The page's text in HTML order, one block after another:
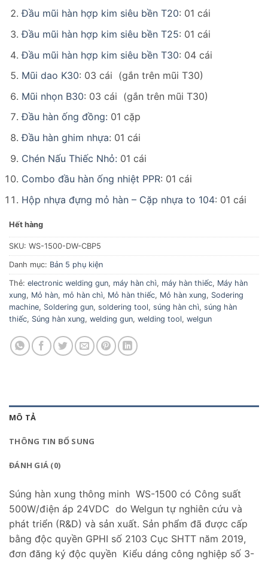
Đầu mũi hàn hợp kim siêu bền T20: 01 cái
Đầu mũi hàn hợp kim siêu bền T25: 01 cái
Đầu mũi hàn hợp kim siêu bền T30: 04 cái
Mũi dao K30: 03 cái (gắn trên mũi T30)
Mũi nhọn B30: 03 cái (gắn trên mũi T30)
Đầu hàn ống đồng: 01 cặp
Đầu hàn ghim nhựa: 01 cái
Chén Nấu Thiếc Nhỏ: 01 cái
Combo đầu hàn ống nhiệt PPR: 01 cái
Hộp nhựa đựng mỏ hàn – Cặp nhựa to 104: 01 cái
Hết hàng
SKU: WS-1500-DW-CBP5
Danh mục: Bản 5 phụ kiện
Thẻ: electronic welding gun, máy hàn chì, máy hàn thiếc, Máy hàn
xung, Mỏ hàn, mỏ hàn chì, Mỏ hàn thiếc, Mỏ hàn xung, Sodering
machine, Soldering gun, soldering tool, súng hàn chì, súng hàn
thiếc, Súng hàn xung, welding gun, welding tool, welgun
MÔ TẢ
THÔNG TIN BỔ SUNG
ĐÁNH GIÁ (0)
Súng hàn xung thông minh WS-1500 có Công suất
500W/điện áp 24VDC do Welgun tự nghiên cứu và
phát triển (R&D) và sản xuất. Sản phẩm đã được cấp
bằng độc quyền GPHI số 2103 Cục SHTT năm 2019,
đơn đăng ký độc quyền Kiểu dáng công nghiệp số 3-